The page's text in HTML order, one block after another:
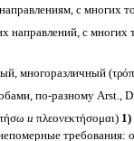
с многих
направлений, с многих
многоразличный
по-разному Arst.,
и πλεονεκτήσομαι) 1)
требования: